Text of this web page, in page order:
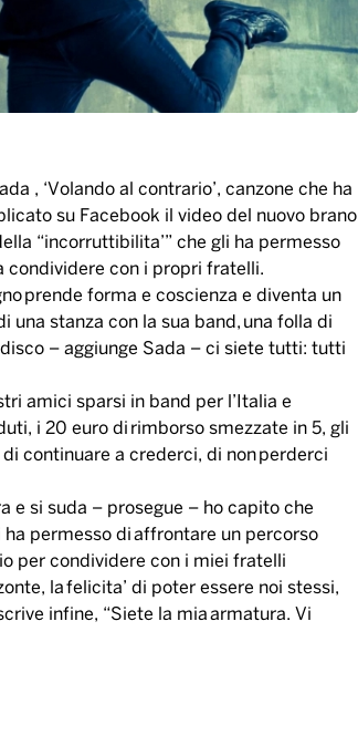
, ‘Volando al contrario’, canzone che ha
su Facebook il video del nuovo brano
“incorruttibilita’” che gli ha permesso
condividere con i propri fratelli.
prende forma e coscienza e diventa un
una stanza con la sua band, una folla di
– aggiunge Sada – ci siete tutti: tutti
amici sparsi in band per l’Italia e
i 20 euro di rimborso smezzate in 5, gli
continuare a crederci, di non perderci
e si suda – prosegue – ho capito che
ha permesso di affrontare un percorso
per condividere con i miei fratelli
la felicita’ di poter essere noi stessi,
infine, “Siete la mia armatura. Vi